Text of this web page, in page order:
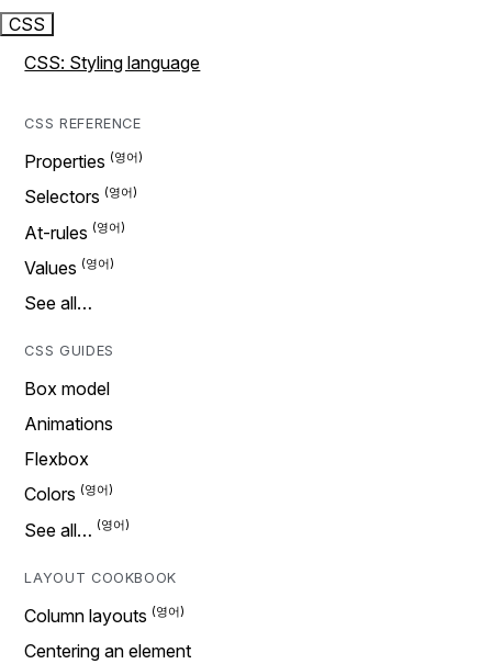
CSS
CSS: Styling language
CSS REFERENCE
Properties
Selectors
At-rules
Values
See all…
CSS GUIDES
Box model
Animations
Flexbox
Colors
See all…
LAYOUT COOKBOOK
Column layouts
Centering an element